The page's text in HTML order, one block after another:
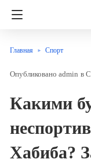
Главная Спорт
admin в
Какими
Хабиба?